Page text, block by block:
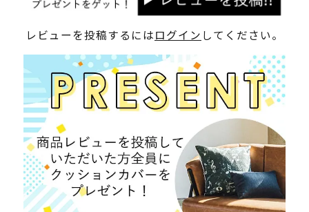
レビューを投稿するにはログイン してください。